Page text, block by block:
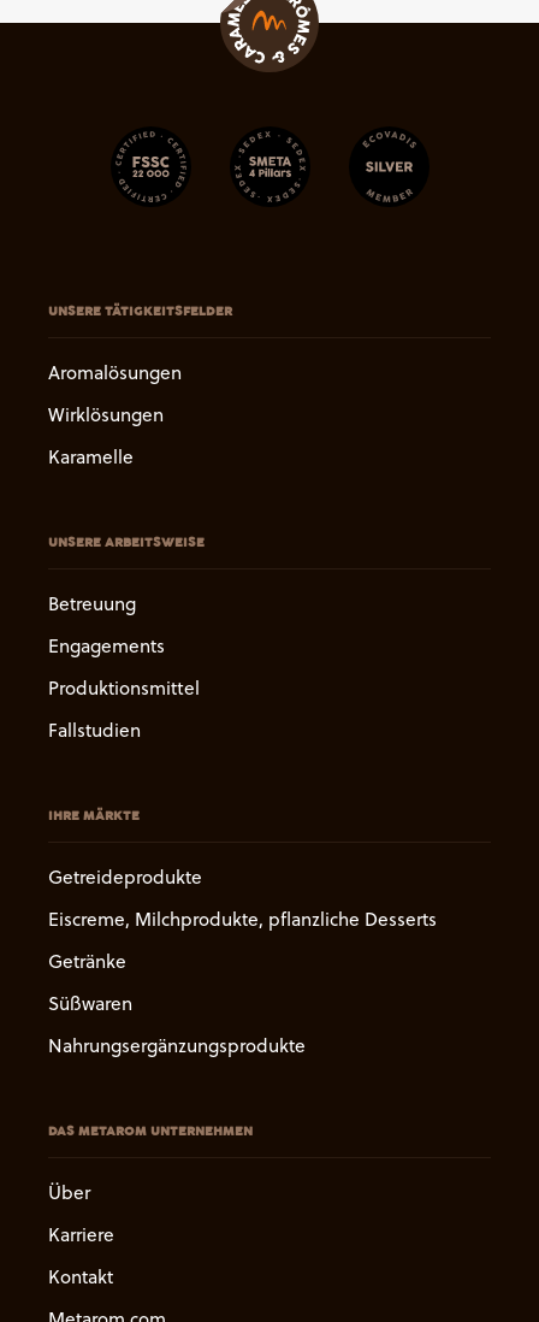
UNSERE TÄTIGKEITSFELDER
Aromalösungen
Wirklösungen
Karamelle
UNSERE ARBEITSWEISE
Betreuung
Engagements
Produktionsmittel
Fallstudien
IHRE MÄRKTE
Getreideprodukte
Eiscreme, Milchprodukte, pflanzliche Desserts
Getränke
Süßwaren
Nahrungsergänzungsprodukte
DAS METAROM UNTERNEHMEN
Über
Karriere
Kontakt